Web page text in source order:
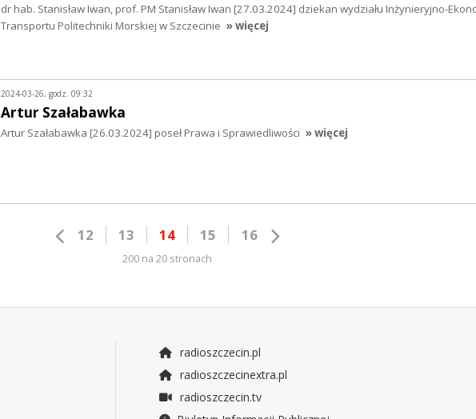
dr hab. Stanisław Iwan, prof. PM Stanisław Iwan [27.03.2024] dziekan wydziału Inżynieryjno-
Transportu Politechniki Morskiej w Szczecinie » więcej
2024-03-26, godz. 09:32
Artur Szałabawka
Artur Szałabawka [26.03.2024] poseł Prawa i Sprawiedliwości » więcej
12 13 14 15 16
200 na 20 stronach
radioszczecin.pl
radioszczecinextra.pl
radioszczecin.tv